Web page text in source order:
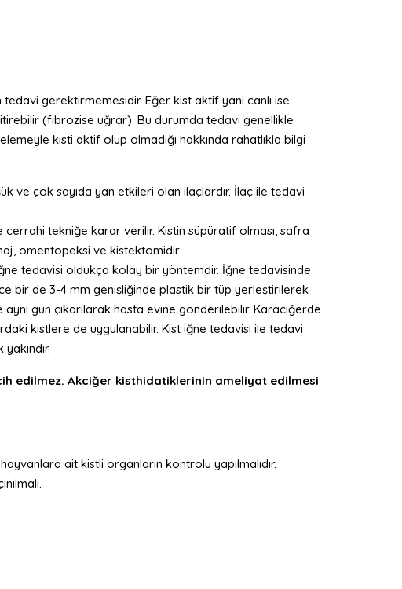
gerektirmemesidir. Eğer kist aktif yani canlı ise
(fibrozise uğrar). Bu durumda tedavi genellikle
kisti aktif olup olmadığı hakkında rahatlıkla bilgi
ve çok sayıda yan etkileri olan ilaçlardır. İlaç ile tedavi
cerrahi tekniğe karar verilir. Kistin süpüratif olması, safra
omentopeksi ve kistektomidir.
tedavisi oldukça kolay bir yöntemdir. İğne tedavisinde
bir de 3-4 mm genişliğinde plastik bir tüp yerleştirilerek
gün çıkarılarak hasta evine gönderilebilir. Karaciğerde
kistlere de uygulanabilir. Kist iğne tedavisi ile tedavi
edilmez. Akciğer kisthidatiklerinin ameliyat edilmesi
ait kistli organların kontrolu yapılmalıdır.